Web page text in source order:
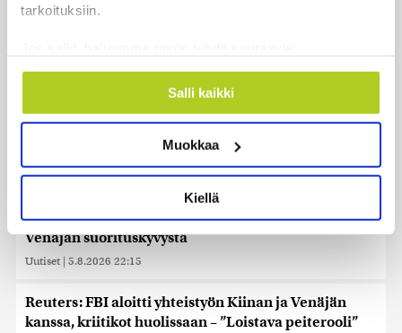
tarkoituksiin.
Kerätä tietoja maantieteellisestä sijainnistasi,
mahdollisesti muutaman metrin tarkkuudella
ominaispiirteitä aktiivisesti (sormenjäljen
Lue lisää siitä, miten henkilötietojasi käsitellään ja miten
suostumustasi tai peruuttaa sen milloin vain
evästeilmoituksessa.
Käytämme evästeitä tarjoamamme sisällön ja mainosten
tukemiseen ja kävijämäärämme analysoimiseen. Lisäksi
jaamme sosiaalisen median, mainosalan ja analytiikka-
Salli kaikki
Muokkaa
Kiellä
Uutiset 6.8.2026 0:58
Etelämantereen Veriputouksesta?
Uutiset | 5.8.2026 22:30
Murska-arvio: Nato on vuosikymmenen jäljessä
Venäjän suorituskyvystä
Uutiset | 5.8.2026 22:15
Reuters: FBI aloitti yhteistyön Kiinan ja Venäjän
kanssa, kriitikot huolissaan – ”Loistava peiterooli”